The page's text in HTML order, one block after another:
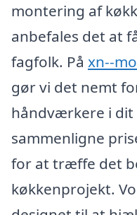
montering af
anbefales det at
fagfolk. På xn--
gør vi det nemt
håndværkere i
sammenligne
for at træffe det
køkkenprojekt.